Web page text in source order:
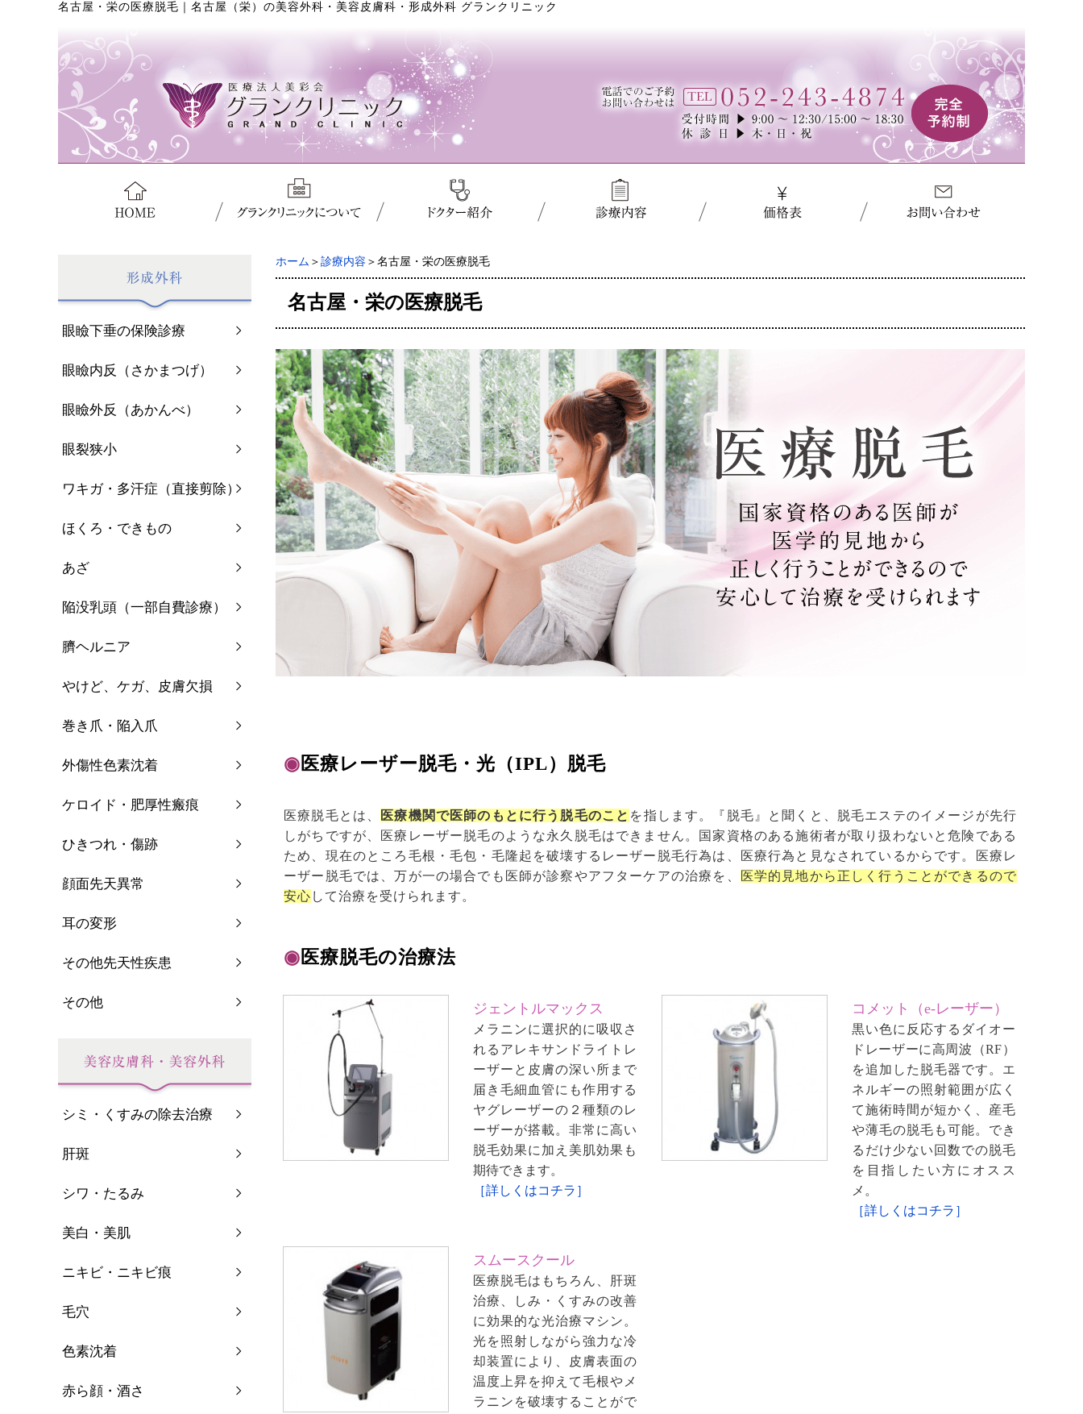
名古屋・栄の医療脱毛 名古屋（栄）の美容外科・美容皮膚科・形成外科 グランクリニック
ホーム ＞ 診療内容 ＞名古屋・栄の医療脱毛
名古屋・栄の医療脱毛
◉ 医療レーザー脱毛・光（IPL）脱毛
医療脱毛とは、 医療機関で医師のもとに行う脱毛のこと を指します。『脱毛』と聞くと、脱毛エステのイメージが先行
しがちですが、医療レーザー脱毛のような永久脱毛はできません。国家資格のある施術者が取り扱わないと危険である
ため、現在のところ毛根・毛包・毛隆起を破壊するレーザー脱毛行為は、医療行為と見なされているからです。医療レ
ーザー脱毛では、万が一の場合でも医師が診察やアフターケアの治療を、
医学的見地から正しく行うことができるので
安心 して治療を受けられます。
◉ 医療脱毛の治療法
ジェントルマックス
メラニンに選択的に吸収さ
れるアレキサンドライトレ
ーザーと皮膚の深い所まで
届き毛細血管にも作用する
ヤグレーザーの２種類のレ
ーザーが搭載。非常に高い
脱毛効果に加え美肌効果も
期待できます。
［詳しくはコチラ］
コメット（e-レーザー）
黒い色に反応するダイオー
ドレーザーに高周波（RF）
を追加した脱毛器です。エ
ネルギーの照射範囲が広く
て施術時間が短かく、産毛
や薄毛の脱毛も可能。でき
るだけ少ない回数での脱毛
を目指したい方にオスス
メ。
［詳しくはコチラ］
スムースクール
医療脱毛はもちろん、肝斑
治療、しみ・くすみの改善
に効果的な光治療マシン。
光を照射しながら強力な冷
却装置により、皮膚表面の
温度上昇を抑えて毛根やメ
ラニンを破壊することがで
眼瞼下垂の保険診療
眼瞼内反（さかまつげ）
眼瞼外反（あかんべ）
眼裂狭小
ワキガ・多汗症（直接剪除）
ほくろ・できもの
あざ
陥没乳頭（一部自費診療）
臍ヘルニア
やけど、ケガ、皮膚欠損
巻き爪・陥入爪
外傷性色素沈着
ケロイド・肥厚性瘢痕
ひきつれ・傷跡
顔面先天異常
耳の変形
その他先天性疾患
その他
シミ・くすみの除去治療
肝斑
シワ・たるみ
美白・美肌
ニキビ・ニキビ痕
毛穴
色素沈着
赤ら顔・酒さ